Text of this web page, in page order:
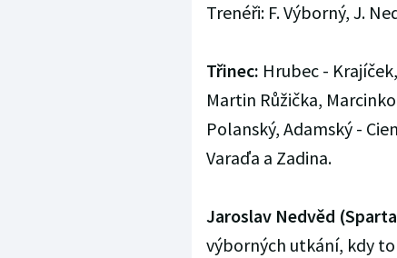
Trenéři: F. Výborný, J.
Třinec: Hrubec -
Martin Růžička,
Polanský, Adamský -
Varaďa a Zadina.
Jaroslav Nedvěd
výborných utkání, kdy